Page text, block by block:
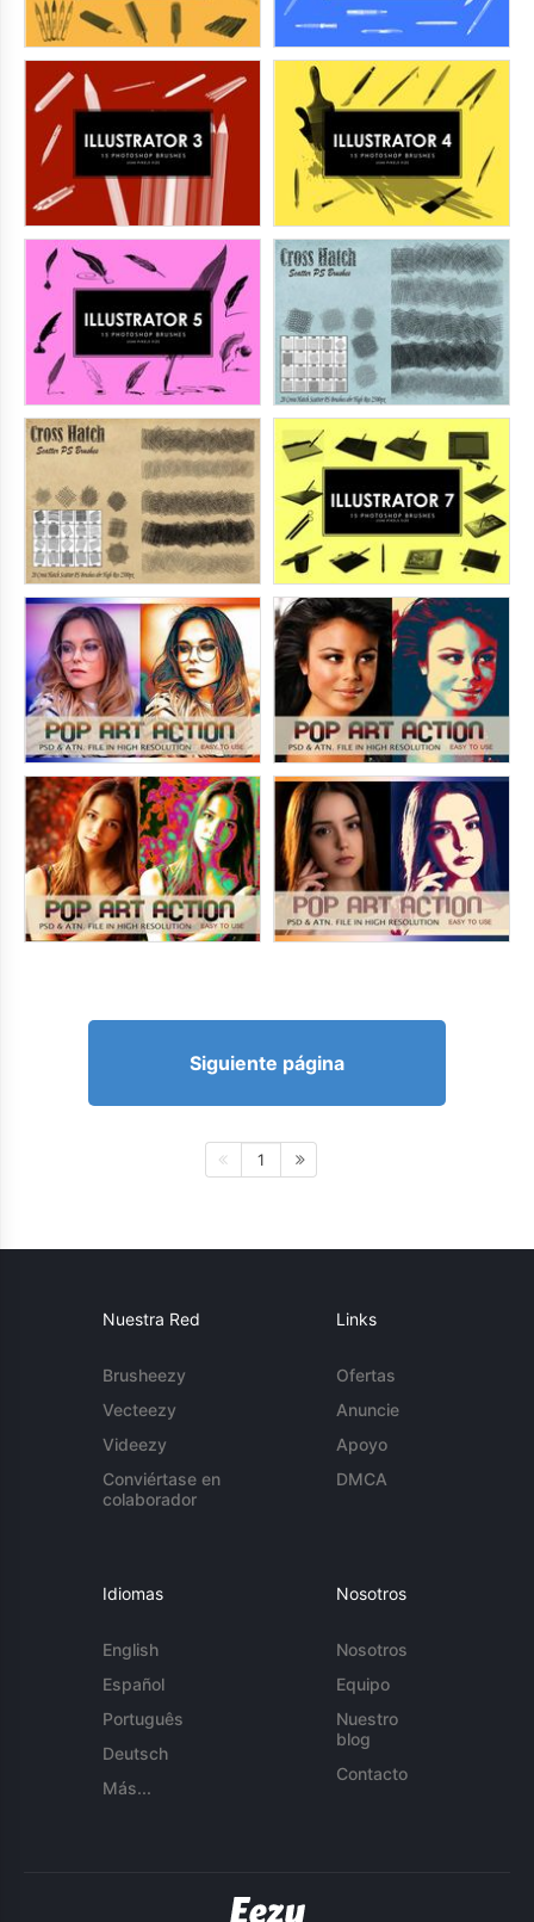
Siguiente página
1
Nuestra Red
Brusheezy
Vecteezy
Videezy
Conviértase en
colaborador
Links
Ofertas
Anuncie
Apoyo
DMCA
Idiomas
English
Español
Português
Deutsch
Más...
Nosotros
Nosotros
Equipo
Nuestro
blog
Contacto